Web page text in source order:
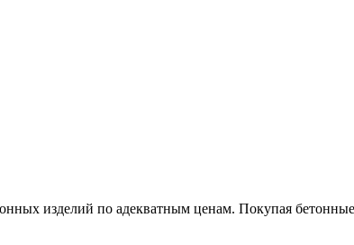
изделий по адекватным ценам. Покупая